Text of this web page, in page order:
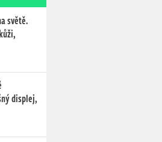
světě.
displej,